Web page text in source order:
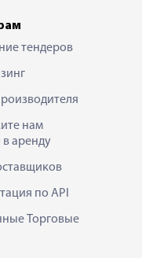
тендеров
нам
аренду
по API
Торговые